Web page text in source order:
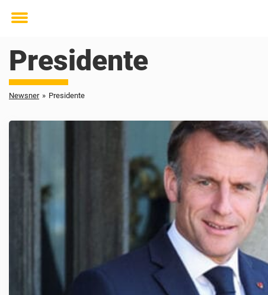
Toggle
Presidente
Newsner » Presidente